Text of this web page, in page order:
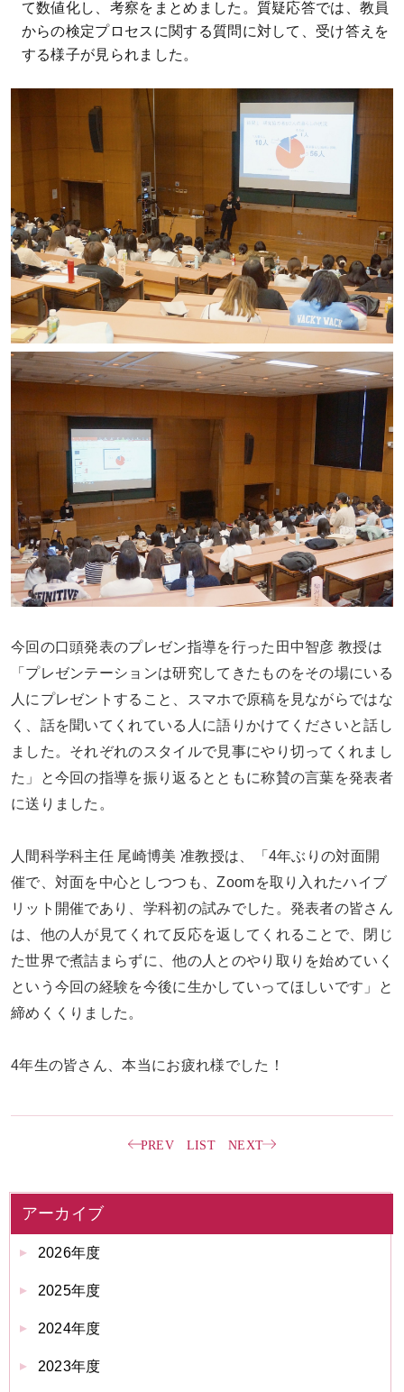
て数値化し、考察をまとめました。質疑応答では、教員
からの検定プロセスに関する質問に対して、受け答えを
する様子が見られました。
今回の口頭発表のプレゼン指導を行った田中智彦 教授は
「プレゼンテーションは研究してきたものをその場にいる
人にプレゼントすること、スマホで原稿を見ながらではな
く、話を聞いてくれている人に語りかけてくださいと話し
ました。それぞれのスタイルで見事にやり切ってくれまし
た」と今回の指導を振り返るとともに称賛の言葉を発表者
に送りました。
人間科学科主任 尾崎博美 准教授は、「4年ぶりの対面開
催で、対面を中心としつつも、Zoomを取り入れたハイブ
リット開催であり、学科初の試みでした。発表者の皆さん
は、他の人が見てくれて反応を返してくれることで、閉じ
た世界で煮詰まらずに、他の人とのやり取りを始めていく
という今回の経験を今後に生かしていってほしいです」と
締めくくりました。
4年生の皆さん、本当にお疲れ様でした！
PREV LIST NEXT
アーカイブ
2026年度
2025年度
2024年度
2023年度